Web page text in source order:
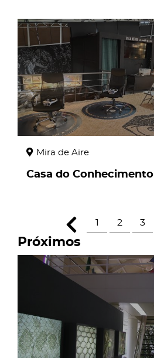
page
Mira de Aire
Casa do Conhecimento
1 2 3
Próximos
page